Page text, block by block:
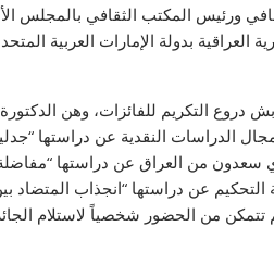
ورئيس المكتب الثقافي بالمجلس
بدولة الإمارات العربية
دروع التكريم للفائزات، وهن
الدراسات النقدية عن دراستها
سعدون من العراق عن دراستها “مفاضلة
عن دراستها “انجذاب المتضاد
تتمكن من الحضور شخصياً لاستلام